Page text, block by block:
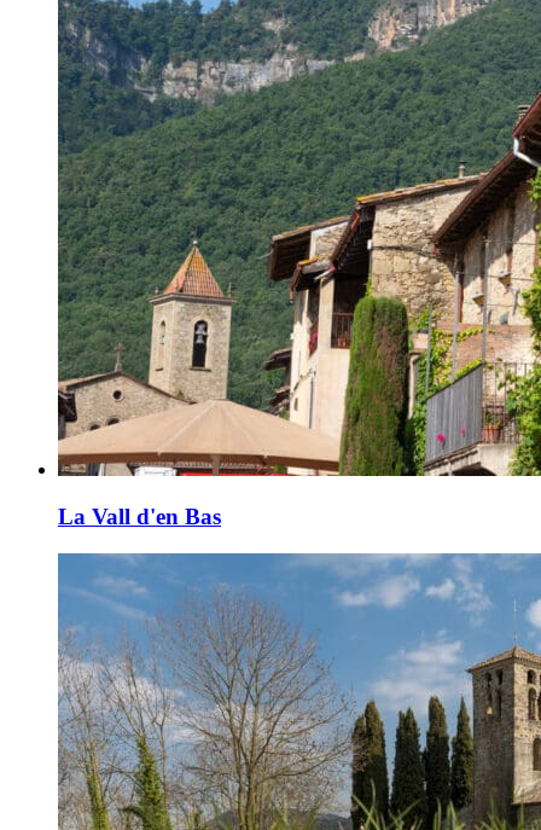
La Vall d'en Bas